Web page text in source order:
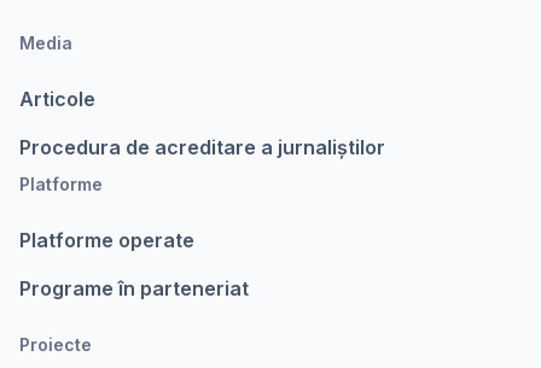
Media
Articole
Procedura de acreditare a jurnaliștilor
Platforme
Platforme operate
Programe în parteneriat
Proiecte